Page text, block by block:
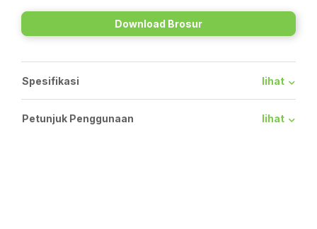
Download Brosur
Spesifikasi lihat
Petunjuk Penggunaan lihat